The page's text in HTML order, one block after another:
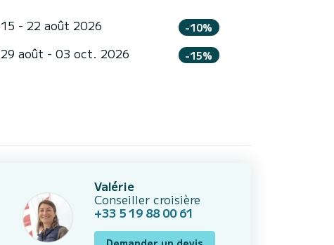
15 - 22 août 2026 -10%
29 août - 03 oct. 2026 -15%
Valérie
Conseiller croisière
+33 5 19 88 00 61